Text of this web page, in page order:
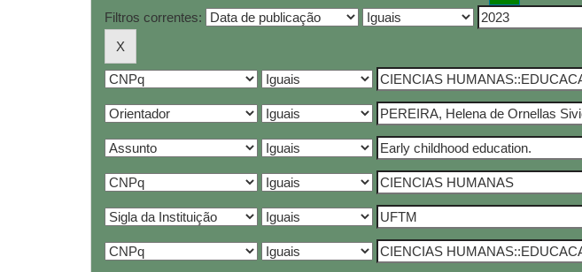
Filtros correntes: